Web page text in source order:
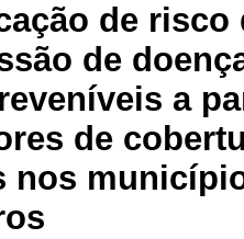
de risco
de
a
de
nos